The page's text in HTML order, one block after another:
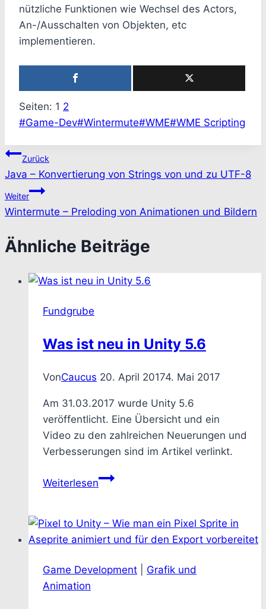
nützliche Funktionen wie Wechsel des Actors,
An-/Ausschalten von Objekten, etc
implementieren.
Seiten: 1 2
Schlagworte:
#Game-Dev#Wintermute#WME#WME Scripting
Beitragsnavigation
Zurück
Java – Konvertierung von Strings von und zu UTF-8
Weiter
Wintermute – Preloding von Animationen und Bildern
Ähnliche Beiträge
Fundgrube
Was ist neu in Unity 5.6
VonCaucus 20. April 20174. Mai 2017
Am 31.03.2017 wurde Unity 5.6
veröffentlicht. Eine Übersicht und ein
Video zu den zahlreichen Neuerungen und
Verbesserungen sind im Artikel verlinkt.
WeiterlesenWas
in
Unity
Game Development
Grafik und
Animation